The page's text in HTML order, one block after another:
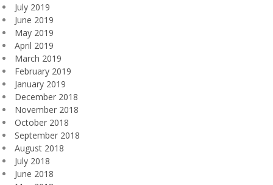
July 2019
June 2019
May 2019
April 2019
March 2019
February 2019
January 2019
December 2018
November 2018
October 2018
September 2018
August 2018
July 2018
June 2018